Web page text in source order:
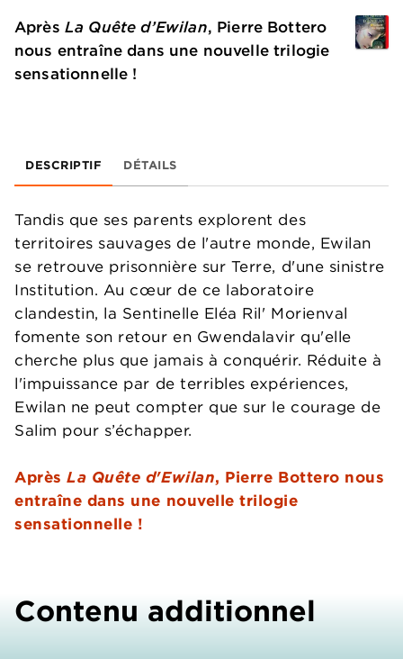
Après La Quête d’Ewilan, Pierre Bottero
nous entraîne dans une nouvelle trilogie
sensationnelle !
DESCRIPTIF DÉTAILS
Tandis que ses parents explorent des
territoires sauvages de l'autre monde, Ewilan
se retrouve prisonnière sur Terre, d'une sinistre
Institution. Au cœur de ce laboratoire
clandestin, la Sentinelle Eléa Ril' Morienval
fomente son retour en Gwendalavir qu'elle
cherche plus que jamais à conquérir. Réduite à
l'impuissance par de terribles expériences,
Ewilan ne peut compter que sur le courage de
Salim pour s’échapper.
AprèsLa Quête d'Ewilan, Pierre Bottero nous
entraîne dans une nouvelle trilogie
sensationnelle !
Contenu additionnel